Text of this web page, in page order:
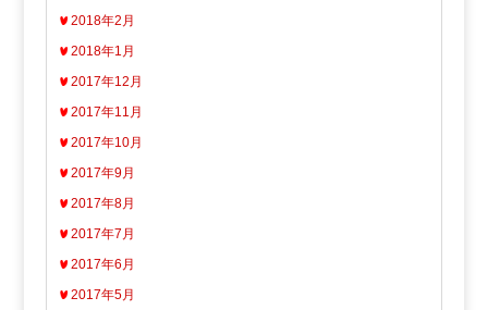
2018年2月
2018年1月
2017年12月
2017年11月
2017年10月
2017年9月
2017年8月
2017年7月
2017年6月
2017年5月